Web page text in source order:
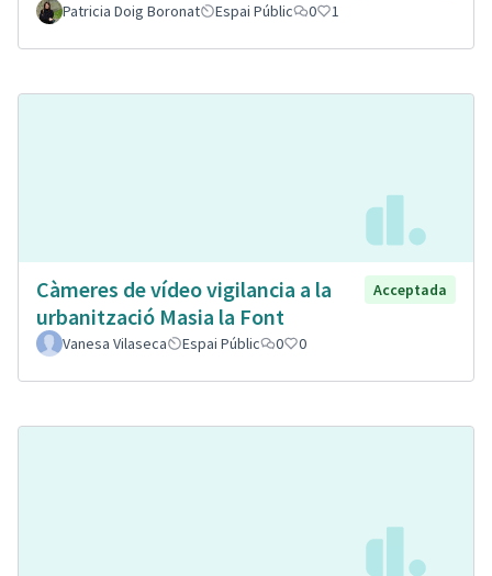
Patricia Doig Boronat
Espai Públic 0 1
Càmeres de vídeo vigilancia a la
urbanització Masia la Font
Acceptada
Vanesa Vilaseca Espai Públic 0 0